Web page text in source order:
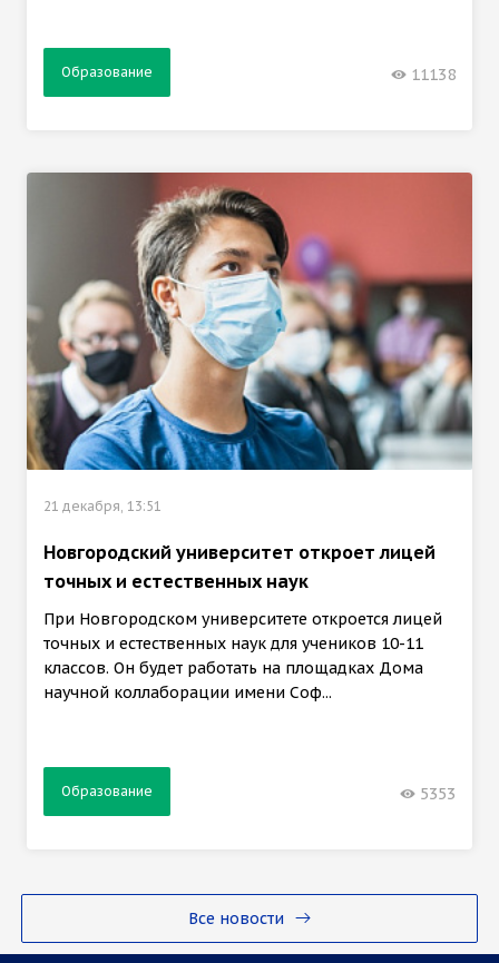
Все новости
Образование 11138
21 декабря, 13:51
Новгородский университет откроет лицей
точных и естественных наук
При Новгородском университете откроется лицей
точных и естественных наук для учеников 10-11
классов. Он будет работать на площадках Дома
научной коллаборации имени Соф...
Образование 5353